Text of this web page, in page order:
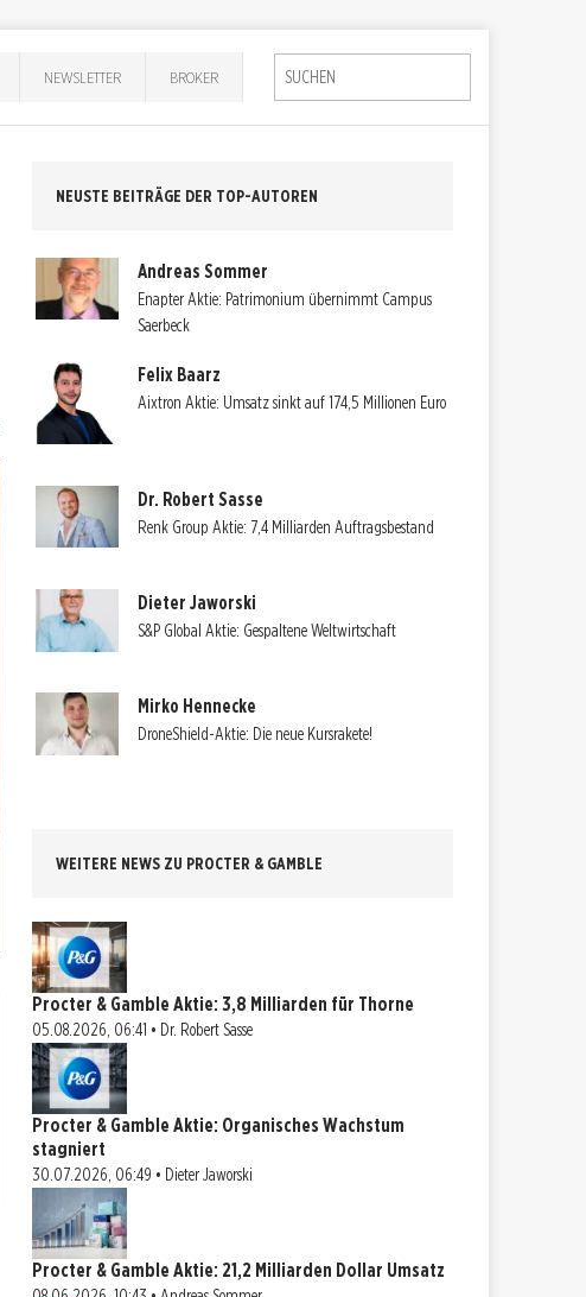
NEWSLETTER BROKER
NEUSTE BEITRÄGE DER TOP-AUTOREN
Andreas Sommer
Enapter Aktie: Patrimonium übernimmt Campus
Saerbeck
Felix Baarz
Aixtron Aktie: Umsatz sinkt auf 174,5 Millionen Euro
Dr. Robert Sasse
Renk Group Aktie: 7,4 Milliarden Auftragsbestand
Dieter Jaworski
S&P Global Aktie: Gespaltene Weltwirtschaft
Mirko Hennecke
DroneShield-Aktie: Die neue Kursrakete!
WEITERE NEWS ZU PROCTER & GAMBLE
Procter & Gamble Aktie: 3,8 Milliarden für Thorne
05.08.2026, 06:41 • Dr. Robert Sasse
Procter & Gamble Aktie: Organisches Wachstum
stagniert
30.07.2026, 06:49 • Dieter Jaworski
Procter & Gamble Aktie: 21,2 Milliarden Dollar Umsatz